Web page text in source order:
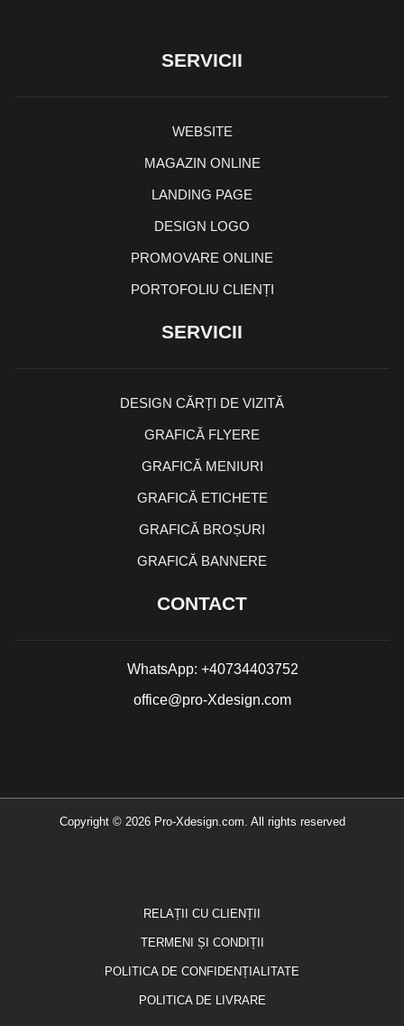
SERVICII
WEBSITE
MAGAZIN ONLINE
LANDING PAGE
DESIGN LOGO
PROMOVARE ONLINE
PORTOFOLIU CLIENȚI
SERVICII
DESIGN CĂRȚI DE VIZITĂ
GRAFICĂ FLYERE
GRAFICĂ MENIURI
GRAFICĂ ETICHETE
GRAFICĂ BROȘURI
GRAFICĂ BANNERE
CONTACT
WhatsApp: +40734403752
office@pro-Xdesign.com
Copyright © 2026 Pro-Xdesign.com. All rights reserved
RELAȚII CU CLIENȚII
TERMENI ȘI CONDIȚII
POLITICA DE CONFIDENȚIALITATE
POLITICA DE LIVRARE